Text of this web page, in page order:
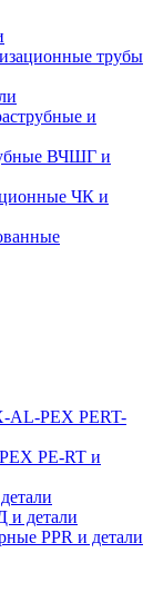
трубы
и
ВЧШГ и
ЧК и
AL-PEX PERT-
PE-RT и
детали
PPR и детали